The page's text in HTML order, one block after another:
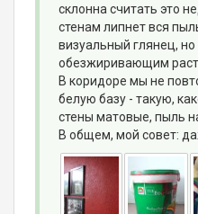
склонна считать это
стенам липнет вся
визуальный глянец,
обезжиривающим
В коридоре мы не
белую базу - такую,
стены матовые, пыль
В общем, мой совет: